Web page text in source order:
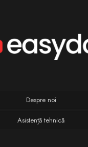
Despre noi
Asistență tehnică